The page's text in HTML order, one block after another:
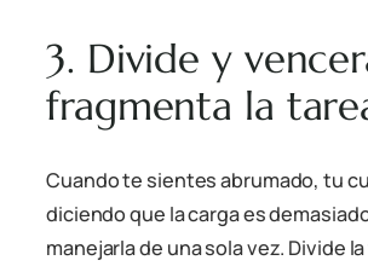
3. Divide y
fragmenta la
Cuando te sientes abrumado, tu
diciendo que la carga es
manejarla de una sola vez. Divide